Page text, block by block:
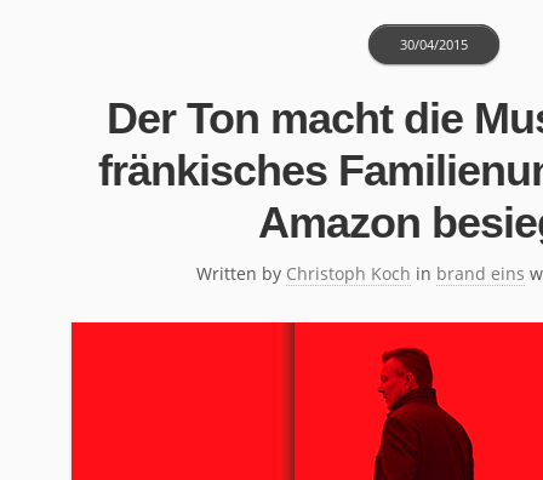
Der Ton macht die
fränkisches
Amazon
Written by Christoph Koch
30/04/2015
in brand eins